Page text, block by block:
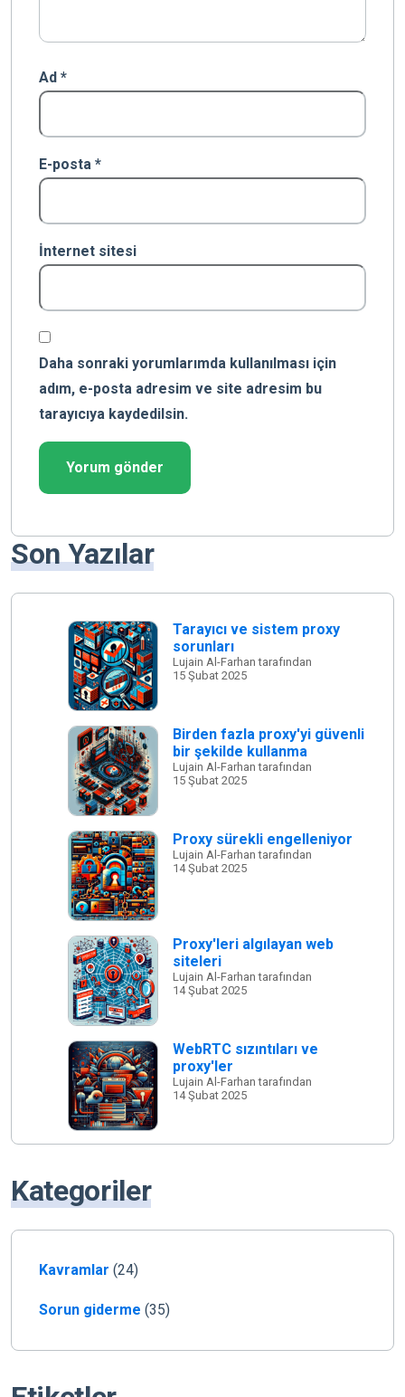
Ad *
E-posta *
İnternet sitesi
Daha sonraki yorumlarımda kullanılması için
adım, e-posta adresim ve site adresim bu
tarayıcıya kaydedilsin.
Son Yazılar
Tarayıcı ve sistem proxy
sorunları
Lujain Al-Farhan tarafından
15 Şubat 2025
Birden fazla proxy'yi güvenli
bir şekilde kullanma
Lujain Al-Farhan tarafından
15 Şubat 2025
Proxy sürekli engelleniyor
Lujain Al-Farhan tarafından
14 Şubat 2025
Proxy'leri algılayan web
siteleri
Lujain Al-Farhan tarafından
14 Şubat 2025
WebRTC sızıntıları ve
proxy'ler
Lujain Al-Farhan tarafından
14 Şubat 2025
Kategoriler
Kavramlar (24)
Sorun giderme (35)